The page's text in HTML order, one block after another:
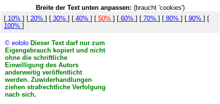
Breite der Text unten anpassen: (braucht 'cookies')
[ 10% ] [ 20% ] [ 30% ] [ 40% ] [ 50% ] [ 60% ] [ 70% ] [ 80% ] [ 90% ] [
100% ]
© eololo Dieser Text darf nur zum
Eigengebrauch kopiert und nicht
ohne die schriftliche
Einwilligung des Autors
anderweitig veröffentlicht
werden. Zuwiderhandlungen
ziehen strafrechtliche Verfolgung
nach sich.